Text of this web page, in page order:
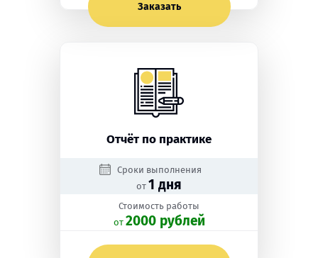
Заказать
Отчёт по практике
Сроки выполнения
от 1 дня
Стоимость работы
oт 2000 рублей